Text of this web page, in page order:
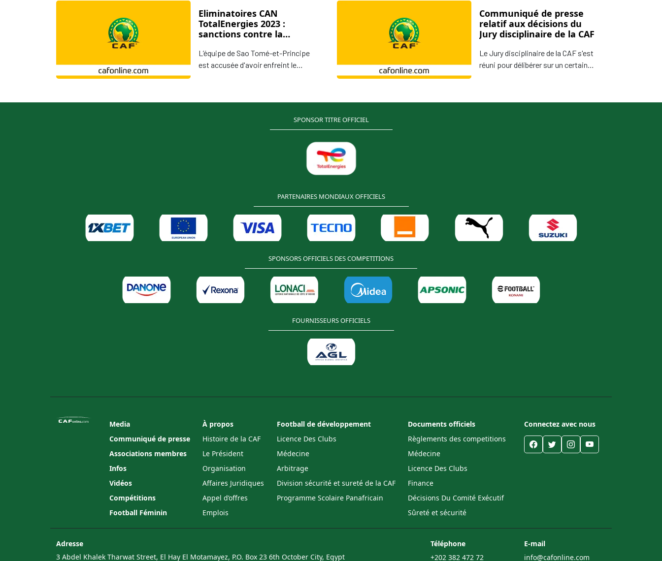
Eliminatoires CAN
TotalEnergies 2023 :
sanctions contre la
Sao Tomé-et-Principe
L’équipe de Sao Tomé-et-Principe
est accusée d'avoir enfreint le
match du 24 mars 2022 entre
pour les éliminatoires à la Coupe
Energies 2023. Ledit joueur ne s'est
Communiqué de presse
relatif aux décisions du
Jury disciplinaire de la CAF
Le Jury disciplinaire de la CAF s'est
réuni pour délibérer sur un certain
conduite Le Jury disciplinaire de la
SPONSOR TITRE OFFICIEL
PARTENAIRES MONDIAUX OFFICIELS
SPONSORS OFFICIELS DES COMPETITIONS
FOURNISSEURS OFFICIELS
Media
Communiqué de presse
Associations membres
Infos
Vidéos
Compétitions
Football Féminin
À propos
Histoire de la CAF
Le Président
Organisation
Affaires Juridiques
Appel d’offres
Emplois
Football de développement
Licence Des Clubs
Médecine
Arbitrage
Division sécurité et sureté de la CAF
Programme Scolaire Panafricain
Documents officiels
Règlements des competitions
Médecine
Licence Des Clubs
Finance
Décisions Du Comité Exécutif
Sûreté et sécurité
Connectez avec nous
Adresse
3 Abdel Khalek Tharwat Street, El Hay El Motamayez, P.O. Box 23 6th October City, Egypt
Téléphone
+202 382 472 72
E-mail
info@cafonline.com